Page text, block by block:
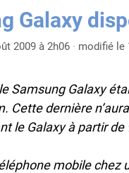
Galaxy
2009 à 2h06 · modifié le
Samsung Galaxy
Cette dernière
le Galaxy à partir de
mobile chez